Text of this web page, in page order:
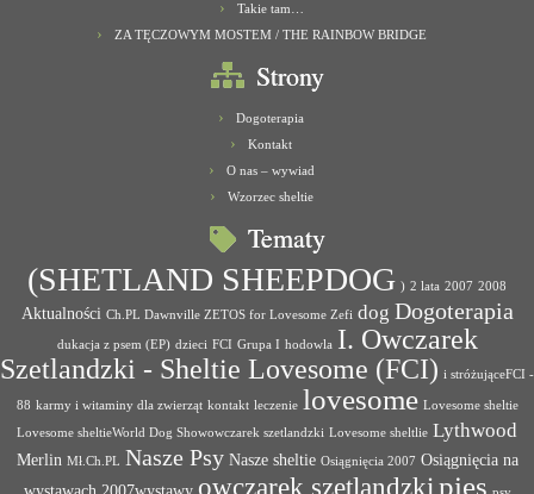
Takie tam…
ZA TĘCZOWYM MOSTEM / THE RAINBOW BRIDGE
Strony
Dogoterapia
Kontakt
O nas – wywiad
Wzorzec sheltie
Tematy
(SHETLAND SHEEPDOG ) 2 lata 2007 2008
Aktualności Ch.PL Dawnville ZETOS for Lovesome Zefi dog Dogoterapia
dukacja z psem (EP) dzieci FCI Grupa I hodowla I. Owczarek
Szetlandzki - Sheltie Lovesome (FCI) i stróżująceFCI -
88 karmy i witaminy dla zwierząt kontakt leczenie lovesome Lovesome sheltie
Lovesome sheltieWorld Dog Showowczarek szetlandzki Lovesome sheltlie Lythwood
Merlin Mł.Ch.PL Nasze Psy Nasze sheltie Osiągnięcia 2007 Osiągnięcia na
owczarek szetlandzki pies